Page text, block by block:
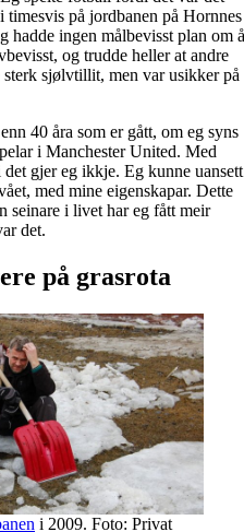
timesvis på jordbanen på Hornnes
hadde ingen målbevisst plan om å
og trudde heller at andre
sjølvtillit, men var usikker på
40 åra som er gått, om eg syns
i Manchester United. Med
det gjer eg ikkje. Eg kunne uansett
med mine eigenskapar. Dette
seinare i livet har eg fått meir
det.
på grasrota
i 2009. Foto: Privat